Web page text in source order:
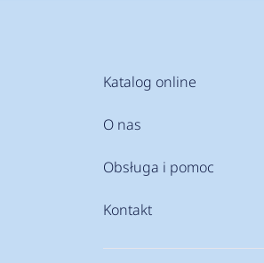
Katalog online
O nas
Obsługa i pomoc
Kontakt